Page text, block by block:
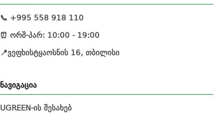
📞 +995 558 918 110
⏰ ორშ-პარ: 10:00 - 19:00
📍ვეფხისტყაოსნის 16, თბილისი
ნავიგაცია
UGREEN-ის შესახებ